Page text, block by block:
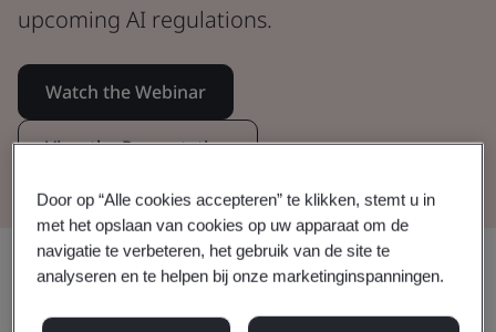
upcoming AI regulations.
Watch the Webinar
View the Presentation
Delen:
Door op “Alle cookies accepteren” te klikken, stemt u in
met het opslaan van cookies op uw apparaat om de
navigatie te verbeteren, het gebruik van de site te
analyseren en te helpen bij onze marketinginspanningen.